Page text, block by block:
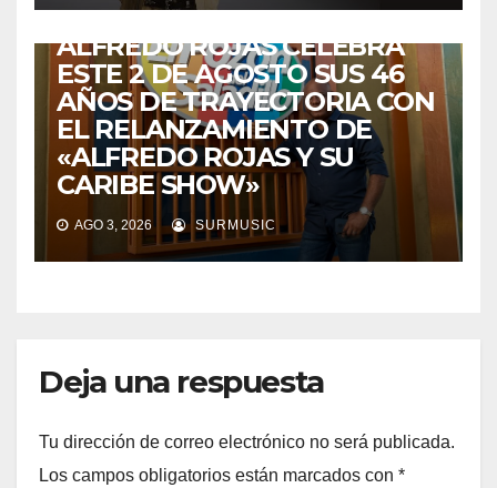
DE VUELTA A CASA:
ALFREDO ROJAS CELEBRA
ESTE 2 DE AGOSTO SUS 46
AÑOS DE TRAYECTORIA CON
EL RELANZAMIENTO DE
«ALFREDO ROJAS Y SU
CARIBE SHOW»
AGO 3, 2026 SURMUSIC
Deja una respuesta
Tu dirección de correo electrónico no será publicada.
Los campos obligatorios están marcados con *